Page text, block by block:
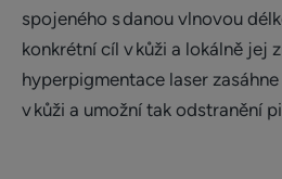
spojeného s danou vlnovou
konkrétní cíl v kůži a lokálně jej
hyperpigmentace laser
v kůži a umožní tak odstranění